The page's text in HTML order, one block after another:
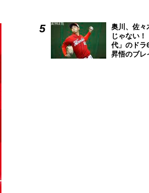
奥川、佐々
じゃない
代」のドラ
昇悟のブレ